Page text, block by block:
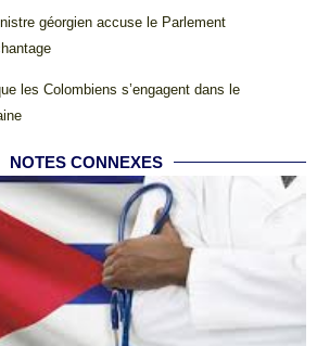
géorgien accuse le Parlement
les Colombiens s’engagent dans le
NOTES CONNEXES